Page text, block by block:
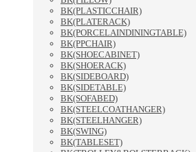
BK(PLASTICCHAIR)
BK(PLATERACK)
BK(PORCELAINDININGTABLE)
BK(PPCHAIR)
BK(SHOECABINET)
BK(SHOERACK)
BK(SIDEBOARD)
BK(SIDETABLE)
BK(SOFABED)
BK(STEELCOATHANGER)
BK(STEELHANGER)
BK(SWING)
BK(TABLESET)